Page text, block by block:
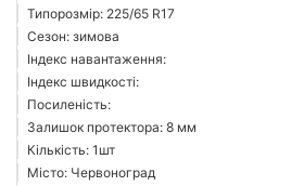
Типорозмір: 225/65 R17
Сезон: зимова
Індекс навантаження:
Індекс швидкості:
Посиленість:
Залишок протектора: 8 мм
Кількість: 1шт
Місто: Червоноград